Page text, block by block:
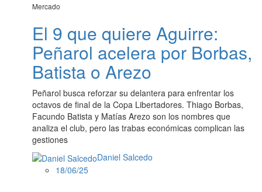
Mercado
El 9 que quiere Aguirre:
Peñarol acelera por Borbas,
Batista o Arezo
Peñarol busca reforzar su delantera para enfrentar los
octavos de final de la Copa Libertadores. Thiago Borbas,
Facundo Batista y Matías Arezo son los nombres que
analiza el club, pero las trabas económicas complican las
gestiones
Daniel Salcedo
18/06/25